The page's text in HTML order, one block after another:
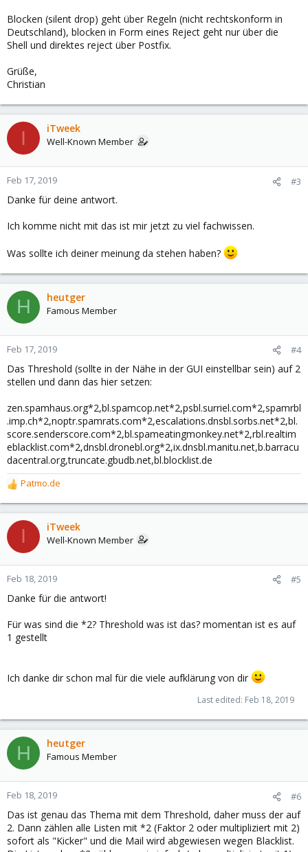
Blocken (silent drop) geht über Regeln (nicht rechtskonform in
Deutschland), blocken in Form eines Reject geht nur über die
Shell und direktes reject über Postfix.
Grüße,
Christian
I iTweek
Well-Known Member
Feb 17, 2019 #3
Danke für deine antwort.
Ich komme nicht mit das ist mir jetzt zu viel fachwissen.
Was sollte ich deiner meinung da stehen haben?
H heutger
Famous Member
Feb 17, 2019 #4
Das Threshold (sollte in der Nähe in der GUI einstellbar sein) auf 2
stellen und dann das hier setzen:
zen.spamhaus.org*2,bl.spamcop.net*2,psbl.surriel.com*2,spamrbl
.imp.ch*2,noptr.spamrats.com*2,escalations.dnsbl.sorbs.net*2,bl.
score.senderscore.com*2,bl.spameatingmonkey.net*2,rbl.realtim
eblacklist.com*2,dnsbl.dronebl.org*2,ix.dnsbl.manitu.net,b.barracu
dacentral.org,truncate.gbudb.net,bl.blocklist.de
R
e
a
c
t
o
n
:
Patmo.de
I iTweek
Well-Known Member
Feb 18, 2019 #5
Danke für die antwort!
Für was sind die *2? Threshold was ist das? momentan ist es auf
1 gestellt
Ich danke dir schon mal für die viele aufklärung von dir
Last edited: Feb 18, 2019
H heutger
Famous Member
Feb 18, 2019 #6
Das ist genau das Thema mit dem Threshold, daher muss der auf
2. Dann zählen alle Listen mit *2 (Faktor 2 oder multipliziert mit 2)
sofort als "Kicker" und die Mail wird abgewiesen wegen Blacklist.